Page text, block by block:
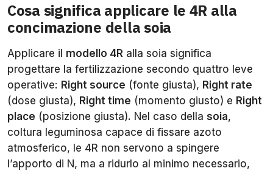
Cosa significa applicare le 4R alla
concimazione della soia
Applicare il modello 4R alla soia significa
progettare la fertilizzazione secondo quattro leve
operative: Right source (fonte giusta), Right rate
(dose giusta), Right time (momento giusto) e Right
place (posizione giusta). Nel caso della soia,
coltura leguminosa capace di fissare azoto
atmosferico, le 4R non servono a spingere
l’apporto di N, ma a ridurlo al minimo necessario,